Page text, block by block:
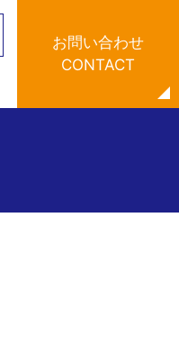
お問い合わせ
CONTACT